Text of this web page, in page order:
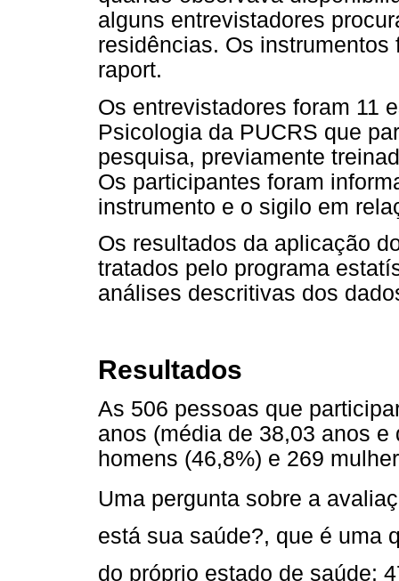
alguns entrevistadores
residências. Os
raport.
Os entrevistadores foram 11
Psicologia da PUCRS que
pesquisa, previamente
Os participantes foram
instrumento e o sigilo em
Os resultados da aplicação
tratados pelo programa
análises descritivas dos
Resultados
As 506 pessoas que
anos (média de 38,03 anos
homens (46,8%) e 269
Uma pergunta sobre a
está sua saúde?, que é
do próprio estado de saúde: